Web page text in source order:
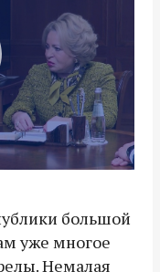
большой
уже многое
Немалая